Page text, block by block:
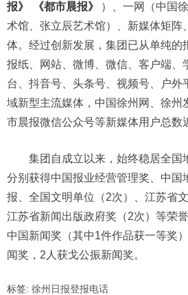
报》
《都市晨报》
）、一网（中国
术馆、张立辰艺术馆）、新媒体矩阵
体。经过创新发展，集团已从单纯的
报纸、网站、微博、微信、客户端、
台、抖音号、头条号、视频号、户外
域新型主流媒体，中国徐州网、徐州
市晨报微信公众号等新媒体用户总数
集团自成立以来，始终稳居全国
分别获得中国报业经营管理奖、中国
报、全国文明单位（2次）、江苏省
江苏省新闻出版政府奖（2次）等荣
中国新闻奖（其中1件作品获一等奖
闻奖，2人获戈公振新闻奖。
标签: 徐州日报登报电话